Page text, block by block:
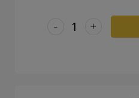
+
-